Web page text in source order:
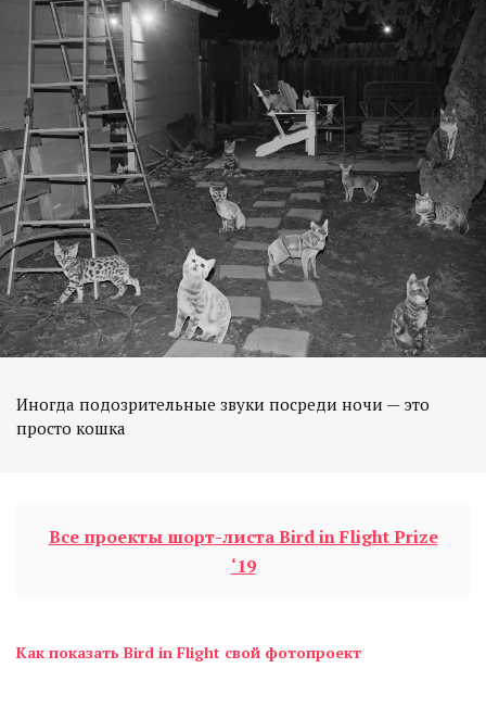
Иногда подозрительные звуки посреди ночи — это
просто кошка
Все проекты шорт-листа Bird in Flight Prize
‘19
Как показать Bird in Flight свой фотопроект